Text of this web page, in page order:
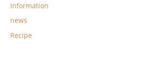
Information
news
Recipe